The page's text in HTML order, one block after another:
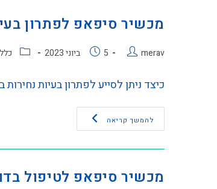
מכשיר סיפאפ לפתרון
merav 5 ביוני 2023
כיצד ניתן לסייע לפתרון בעיות
להמשך קריאה
מכשיר סיפאפ לטיפול